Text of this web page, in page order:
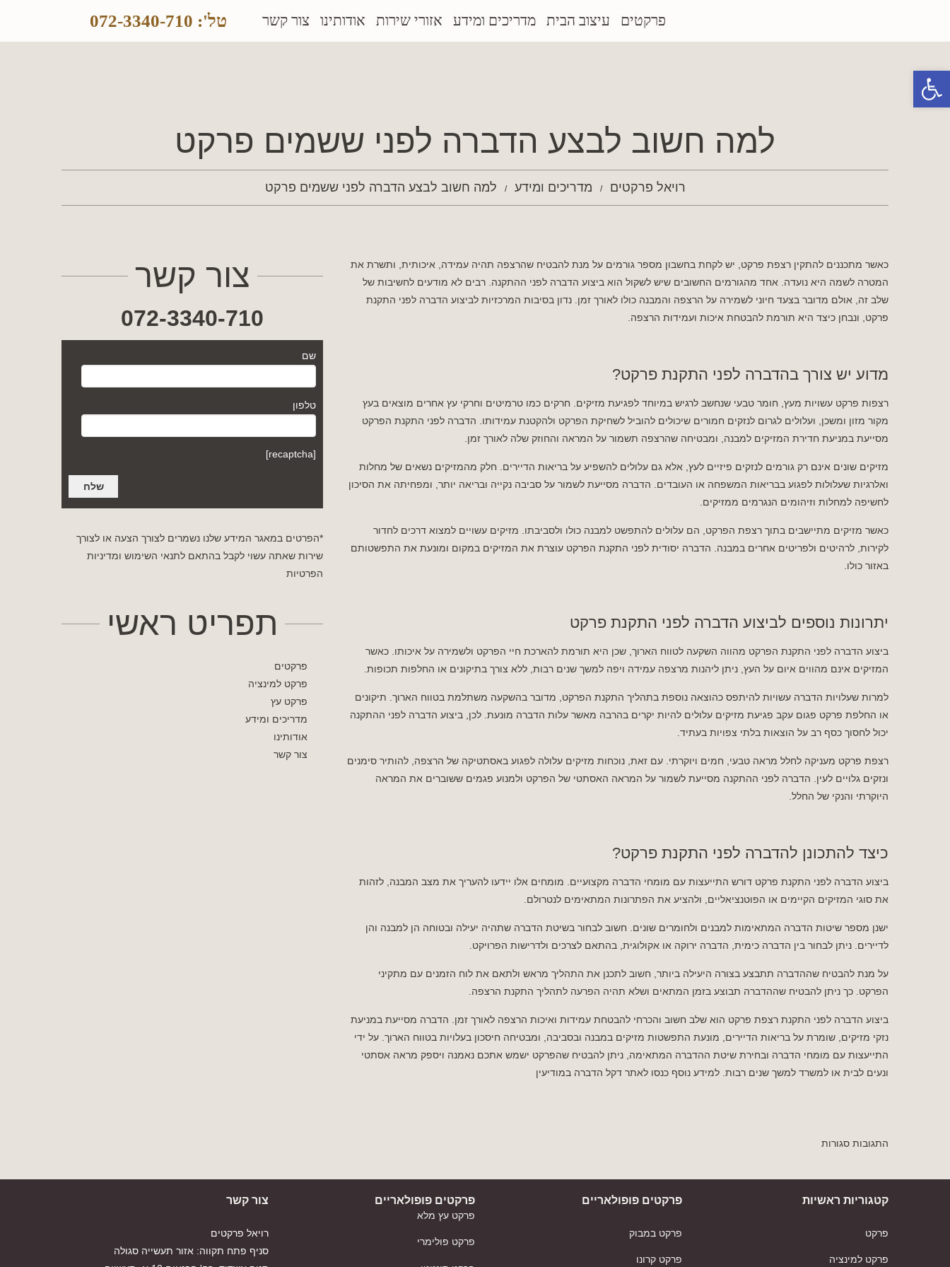
פרקטים עיצוב הבית מדריכים ומידע אזורי שירות אודותינו צור קשר טל': 072-3340-710
למה חשוב לבצע הדברה לפני ששמים פרקט
רויאל פרקטים מדריכים ומידע למה חשוב לבצע הדברה לפני ששמים פרקט
כאשר מתכננים להתקין רצפת פרקט, יש לקחת בחשבון מספר גורמים על מנת להבטיח שהרצפה תהיה עמידה, איכותית, ותשרת את
המטרה לשמה היא נועדה. אחד מהגורמים החשובים שיש לשקול הוא ביצוע הדברה לפני ההתקנה. רבים לא מודעים לחשיבות של
שלב זה, אולם מדובר בצעד חיוני לשמירה על הרצפה והמבנה כולו לאורך זמן. נדון בסיבות המרכזיות לביצוע הדברה לפני התקנת
פרקט, ונבחן כיצד היא תורמת להבטחת איכות ועמידות הרצפה.
מדוע יש צורך בהדברה לפני התקנת פרקט?
רצפות פרקט עשויות מעץ, חומר טבעי שנחשב לרגיש במיוחד לפגיעת מזיקים. חרקים כמו טרמיטים וחרקי עץ אחרים מוצאים בעץ
מקור מזון ומשכן, ועלולים לגרום לנזקים חמורים שיכולים להוביל לשחיקת הפרקט ולהקטנת עמידותו. הדברה לפני התקנת הפרקט
מסייעת במניעת חדירת המזיקים למבנה, ומבטיחה שהרצפה תשמור על המראה והחוזק שלה לאורך זמן.
מזיקים שונים אינם רק גורמים לנזקים פיזיים לעץ, אלא גם עלולים להשפיע על בריאות הדיירים. חלק מהמזיקים נשאים של מחלות
ואלרגיות שעלולות לפגוע בבריאות המשפחה או העובדים. הדברה מסייעת לשמור על סביבה נקייה ובריאה יותר, ומפחיתה את הסיכון
לחשיפה למחלות וזיהומים הנגרמים ממזיקים.
כאשר מזיקים מתיישבים בתוך רצפת הפרקט, הם עלולים להתפשט למבנה כולו ולסביבתו. מזיקים עשויים למצוא דרכים לחדור
לקירות, לרהיטים ולפריטים אחרים במבנה. הדברה יסודית לפני התקנת הפרקט עוצרת את המזיקים במקום ומונעת את התפשטותם
באזור כולו.
יתרונות נוספים לביצוע הדברה לפני התקנת פרקט
ביצוע הדברה לפני התקנת הפרקט מהווה השקעה לטווח הארוך, שכן היא תורמת להארכת חיי הפרקט ולשמירה על איכותו. כאשר
המזיקים אינם מהווים איום על העץ, ניתן ליהנות מרצפה עמידה ויפה למשך שנים רבות, ללא צורך בתיקונים או החלפות תכופות.
למרות שעלויות הדברה עשויות להיתפס כהוצאה נוספת בתהליך התקנת הפרקט, מדובר בהשקעה משתלמת בטווח הארוך. תיקונים
או החלפת פרקט פגום עקב פגיעת מזיקים עלולים להיות יקרים בהרבה מאשר עלות הדברה מונעת. לכן, ביצוע הדברה לפני ההתקנה
יכול לחסוך כסף רב על הוצאות בלתי צפויות בעתיד.
רצפת פרקט מעניקה לחלל מראה טבעי, חמים ויוקרתי. עם זאת, נוכחות מזיקים עלולה לפגוע באסתטיקה של הרצפה, להותיר סימנים
ונזקים גלויים לעין. הדברה לפני ההתקנה מסייעת לשמור על המראה האסתטי של הפרקט ולמנוע פגמים ששוברים את המראה
היוקרתי והנקי של החלל.
כיצד להתכונן להדברה לפני התקנת פרקט?
ביצוע הדברה לפני התקנת פרקט דורש התייעצות עם מומחי הדברה מקצועיים. מומחים אלו יידעו להעריך את מצב המבנה, לזהות
את סוגי המזיקים הקיימים או הפוטנציאליים, ולהציע את הפתרונות המתאימים לנטרולם.
ישנן מספר שיטות הדברה המתאימות למבנים ולחומרים שונים. חשוב לבחור בשיטת הדברה שתהיה יעילה ובטוחה הן למבנה והן
לדיירים. ניתן לבחור בין הדברה כימית, הדברה ירוקה או אקולוגית, בהתאם לצרכים ולדרישות הפרויקט.
על מנת להבטיח שההדברה תתבצע בצורה היעילה ביותר, חשוב לתכנן את התהליך מראש ולתאם את לוח הזמנים עם מתקיני
הפרקט. כך ניתן להבטיח שההדברה תבוצע בזמן המתאים ושלא תהיה הפרעה לתהליך התקנת הרצפה.
ביצוע הדברה לפני התקנת רצפת פרקט הוא שלב חשוב והכרחי להבטחת עמידות ואיכות הרצפה לאורך זמן. הדברה מסייעת במניעת
נזקי מזיקים, שומרת על בריאות הדיירים, מונעת התפשטות מזיקים במבנה ובסביבה, ומבטיחה חיסכון בעלויות בטווח הארוך. על ידי
התייעצות עם מומחי הדברה ובחירת שיטת ההדברה המתאימה, ניתן להבטיח שהפרקט ישמש אתכם נאמנה ויספק מראה אסתטי
ונעים לבית או למשרד למשך שנים רבות. למידע נוסף כנסו לאתר דקל הדברה במודיעין
התגובות סגורות
צור קשר
072-3340-710
שם
טלפון
[recaptcha]
*הפרטים במאגר המידע שלנו נשמרים לצורך הצעה או לצורך
שירות שאתה עשוי לקבל בהתאם לתנאי השימוש ומדיניות
הפרטיות
תפריט ראשי
פרקטים
פרקט למינציה
פרקט עץ
מדריכים ומידע
אודותינו
צור קשר
קטגוריות ראשיות
פרקט
פרקט למינציה
פרקטים פופולאריים
פרקט במבוק
פרקט קרונו
פרקטים פופולאריים
פרקט עץ מלא
פרקט פולימרי
צור קשר
רויאל פרקטים
סניף פתח תקווה: אזור תעשייה סגולה
פתח סרגל נגישות